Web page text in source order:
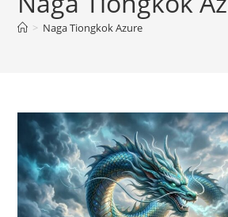
> Naga Tiongkok Azure